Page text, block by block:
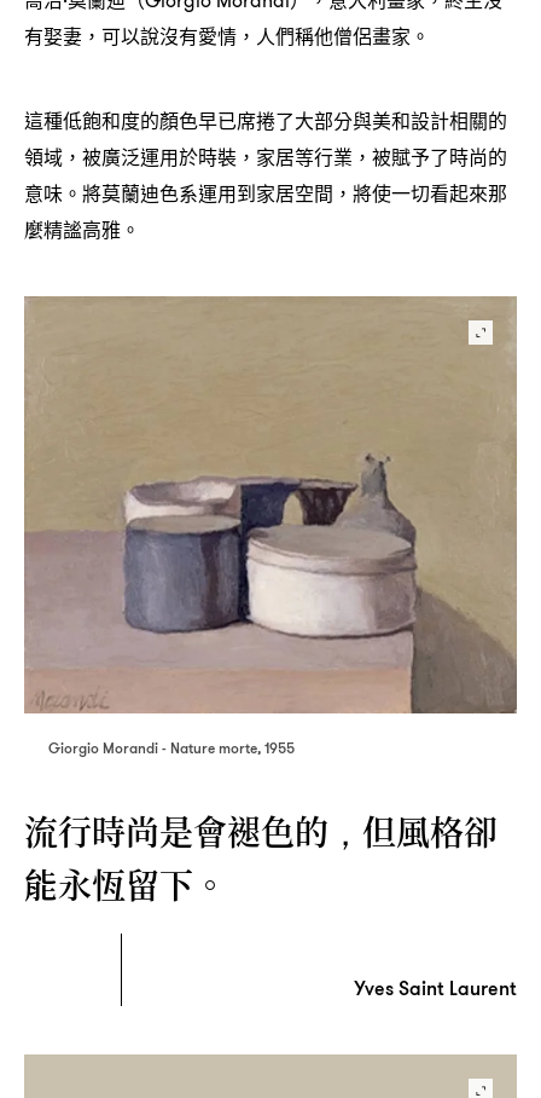
有娶妻 ， 可以說沒有愛情 ， 人們稱他僧侶畫家。
這種低飽和度的顏色早已席捲了大部分與美和設計相關的
領域 ， 被廣泛運用於時裝 ， 家居等行業 ， 被賦予了時尚的
意味。將莫蘭迪色系運用到家居空間 ， 將使一切看起來那
麼精謐高雅。
Giorgio Morandi - Nature morte, 1955
流行時尚是會褪色的 ， 但風格卻
能永恆留下。
Yves Saint Laurent